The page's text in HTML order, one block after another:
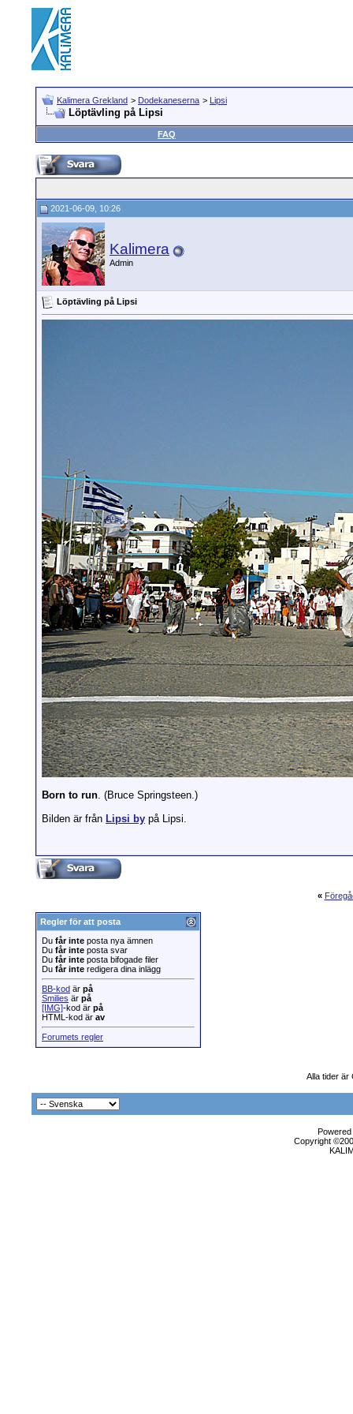
Kalimera Grekland > Dodekaneserna > Lipsi
Löptävling på Lipsi
FAQ
2021-06-09, 10:26
Kalimera
Admin
Löptävling på Lipsi
Born to run. (Bruce Springsteen.)
Bilden är från Lipsi by på Lipsi.
«
Regler för att posta
Du får inte posta nya ämnen
Du får inte posta svar
Du får inte posta bifogade filer
Du får inte redigera dina inlägg
BB-kod är på
Smilies är på
[IMG]-kod är på
HTML-kod är av
Forumets regler
Alla tider är
Copyright